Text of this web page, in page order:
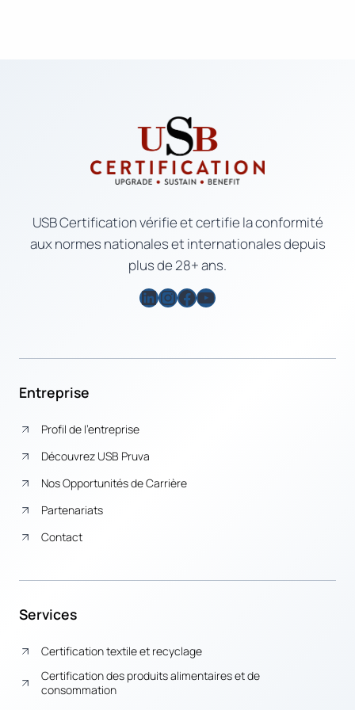
USB Certification vérifie et certifie la conformité
aux normes nationales et internationales depuis
plus de 28+ ans.
LinkedIn
Instagram
Facebook
YouTube
Entreprise
Profil de l’entreprise
Découvrez USB Pruva
Nos Opportunités de Carrière
Partenariats
Contact
Services
Certification textile et recyclage
Certification des produits alimentaires et de
consommation